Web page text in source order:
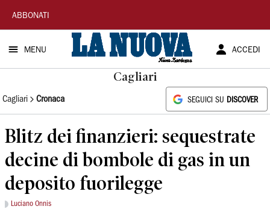
La
Nuova
Sardegna
ABBONATI
MENU ACCEDI
Cagliari
Cagliari Cronaca SEGUICI SU DISCOVER
Blitz dei finanzieri: sequestrate
decine di bombole di gas in un
deposito fuorilegge
Luciano Onnis